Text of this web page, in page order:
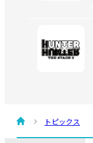
トピックス